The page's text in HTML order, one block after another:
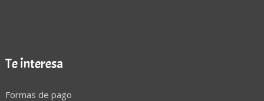
Te interesa
Formas de pago